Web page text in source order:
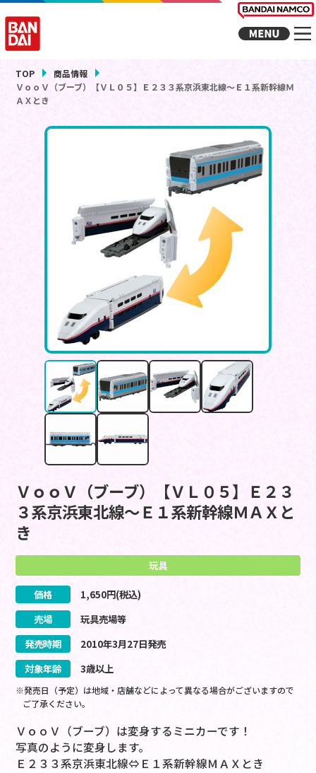
TOP
商品情報
ＶｏｏＶ（ブーブ）【ＶＬ０５】Ｅ２３３系京浜東北線～Ｅ１系新幹線Ｍ
ＡＸとき
ＶｏｏＶ（ブーブ）【ＶＬ０５】Ｅ２３
３系京浜東北線～Ｅ１系新幹線ＭＡＸと
き
玩具
価格 1,650円(税込)
売場
玩具売場等
発売時期
2010年3月27日発売
対象年齢
3歳以上
※発売日（予定）は地域・店舗などによって異なる場合がございますので
ご了承ください。
ＶｏｏＶ（ブーブ）は変身するミニカーです！
写真のように変身します。
Ｅ２３３系京浜東北線⇔Ｅ１系新幹線ＭＡＸとき